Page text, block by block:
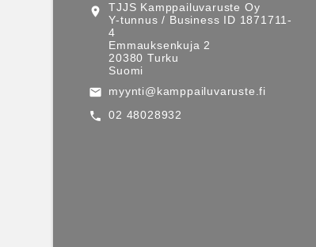
location_on
TJJS Kamppailuvaruste Oy
Y-tunnus / Business ID 1871711-
4
Emmauksenkuja 2
20380 Turku
Suomi
email myynti@kamppailuvaruste.fi
call 02 48028932